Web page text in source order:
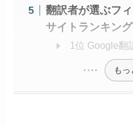
翻訳者が選ぶフ
サイトランキング
1位 Google翻
もっ